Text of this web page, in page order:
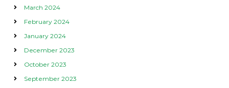
March 2024
February 2024
January 2024
December 2023
October 2023
September 2023